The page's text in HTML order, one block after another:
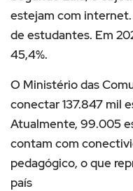
estejam com
de estudantes. Em
45,4%.
O Ministério das
conectar 137.847 mil
Atualmente, 99.005
contam com
pedagógico, o que
país